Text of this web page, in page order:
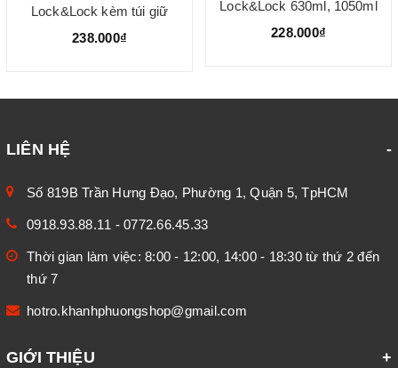
Lock&Lock kèm túi giữ
nhiệt
238.000₫
Lock&Lock 630ml, 1050ml
kèm túi giữ nhiệt
228.000₫
LIÊN HỆ
Số 819B Trần Hưng Đạo, Phường 1, Quận 5, TpHCM
0918.93.88.11 - 0772.66.45.33
Thời gian làm việc: 8:00 - 12:00, 14:00 - 18:30 từ thứ 2 đến
thứ 7
hotro.khanhphuongshop@gmail.com
GIỚI THIỆU